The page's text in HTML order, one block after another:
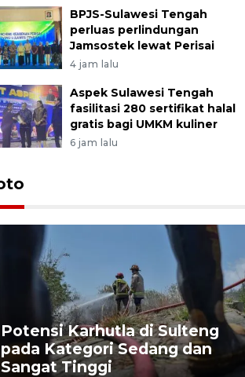
BPJS-Sulawesi Tengah
perluas perlindungan
Jamsostek lewat Perisai
4 jam lalu
Aspek Sulawesi Tengah
fasilitasi 280 sertifikat halal
gratis bagi UMKM kuliner
6 jam lalu
Potensi Karhutla di Sulteng
pada Kategori Sedang dan
Sangat Tinggi